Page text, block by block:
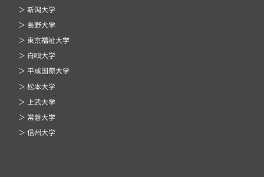
＞ 新潟大学
＞ 長野大学
＞ 東京福祉大学
＞ 白鴎大学
＞ 平成国際大学
＞ 松本大学
＞ 上武大学
＞ 常磐大学
＞ 信州大学